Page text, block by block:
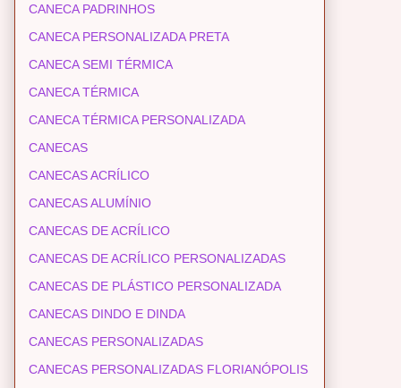
CANECA PADRINHOS
CANECA PERSONALIZADA PRETA
CANECA SEMI TÉRMICA
CANECA TÉRMICA
CANECA TÉRMICA PERSONALIZADA
CANECAS
CANECAS ACRÍLICO
CANECAS ALUMÍNIO
CANECAS DE ACRÍLICO
CANECAS DE ACRÍLICO PERSONALIZADAS
CANECAS DE PLÁSTICO PERSONALIZADA
CANECAS DINDO E DINDA
CANECAS PERSONALIZADAS
CANECAS PERSONALIZADAS FLORIANÓPOLIS